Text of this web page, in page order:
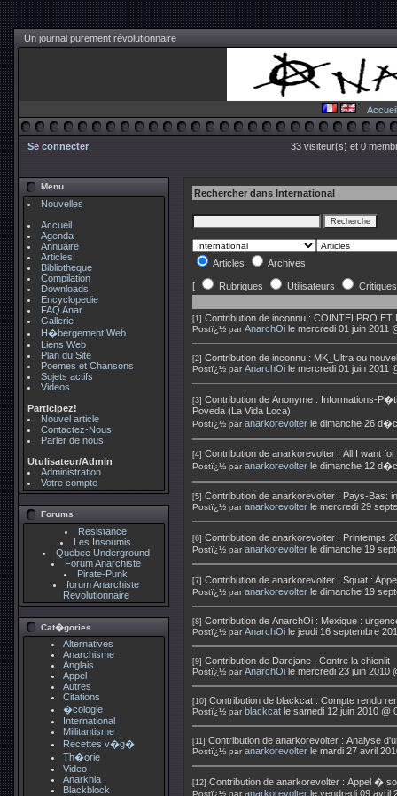
Un journal purement révolutionnaire
Accueil
Se connecter 33 visiteur(s) et 0
Menu
Nouvelles
Accueil
Agenda
Annuaire
Articles
Bibliotheque
Compilation
Downloads
Encyclopedie
FAQ Anar
Gallerie
H�bergement Web
Liens Web
Plan du Site
Poemes et Chansons
Sujets actifs
Videos
Participez!
Nouvel article
Contactez-Nous
Parler de nous
Utulisateur/Admin
Administration
Votre compte
Forums
Resistance
Les Insoumis
Quebec Underground
Forum Anarchiste
Pirate-Punk
forum Anarchiste
Revolutionnaire
Cat�gories
Alternatives
Anarchisme
Anglais
Appel
Autres
Citations
�cologie
International
Millitantisme
Recettes v�g�
Th�orie
Video
Anarkhia
Blackblock
Rechercher dans International
Articles Archives
[ Rubriques Utilisateurs
[1] Contribution de inconnu : COINTELPRO ET
Postï¿½ par AnarchOi le mercredi 01 juin 2011
[2] Contribution de inconnu : MK_Ultra ou
Postï¿½ par AnarchOi le mercredi 01 juin 2011
[3] Contribution de Anonyme : Informations-
Poveda (La Vida Loca)
Postï¿½ par anarkorevolter le dimanche 26
[4] Contribution de anarkorevolter : All I want
Postï¿½ par anarkorevolter le dimanche 12
[5] Contribution de anarkorevolter : Pays-Bas:
Postï¿½ par anarkorevolter le mercredi 29
[6] Contribution de anarkorevolter : Printemps
Postï¿½ par anarkorevolter le dimanche 19
[7] Contribution de anarkorevolter : Squat :
Postï¿½ par anarkorevolter le dimanche 19
[8] Contribution de AnarchOi : Mexique :
Postï¿½ par AnarchOi le jeudi 16 septembre
[9] Contribution de Darcjane : Contre la chienlit
Postï¿½ par AnarchOi le mercredi 23 juin 2010
[10] Contribution de blackcat : Compte rendu
Postï¿½ par blackcat le samedi 12 juin 2010 @
[11] Contribution de anarkorevolter : Analyse
Postï¿½ par anarkorevolter le mardi 27 avril
[12] Contribution de anarkorevolter : Appel �
Postï¿½ par anarkorevolter le vendredi 09 avril